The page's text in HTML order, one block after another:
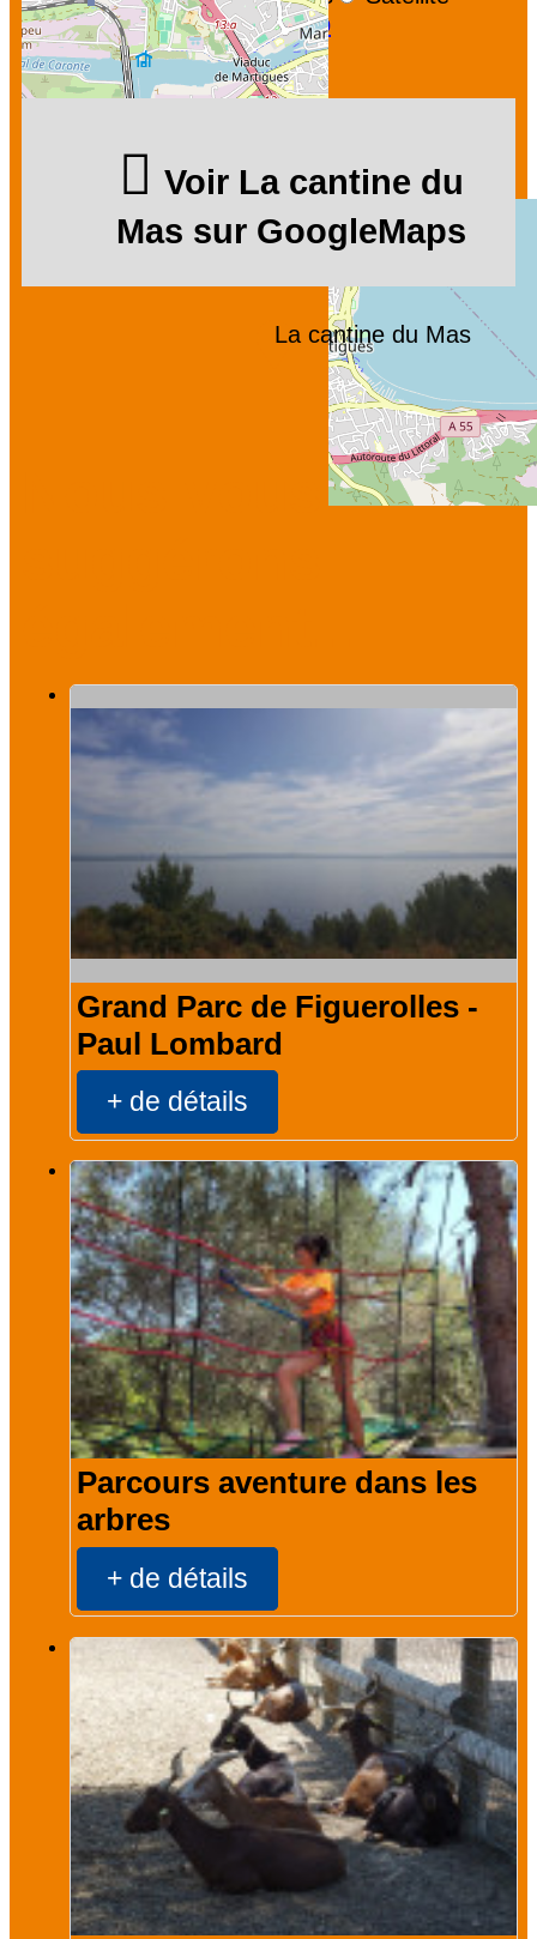
La cantine du Mas
Leaflet |©OpenStreetMap
Voir La cantine du
Mas sur GoogleMaps
Grand Parc de Figuerolles -
Paul Lombard
+ de détails
Parcours aventure dans les
arbres
+ de détails